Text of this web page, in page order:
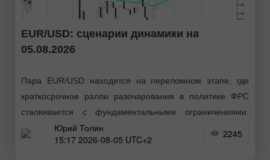
EUR/USD: сценарии динамики на
05.08.2026
Пара EUR/USD находится на переломном этапе, где
краткосрочное ралли разочарования в политике ФРС
сталкивается с фундаментальными ограничениями.
Долгосрочные прогнозы остаются конструктивными, и,
несмотря на сегодняшнее снижение, пара EUR/USD
Юрий Толин
15:17 2026-08-05 UTC+2
2245